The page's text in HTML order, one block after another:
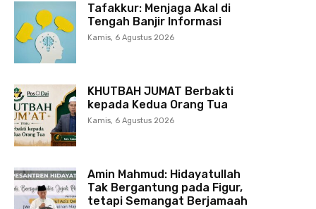
Tafakkur: Menjaga Akal di
Tengah Banjir Informasi
Kamis, 6 Agustus 2026
KHUTBAH JUMAT Berbakti
kepada Kedua Orang Tua
Kamis, 6 Agustus 2026
Amin Mahmud: Hidayatullah
Tak Bergantung pada Figur,
tetapi Semangat Berjamaah